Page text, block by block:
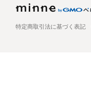
特定商取引法に基づく表記